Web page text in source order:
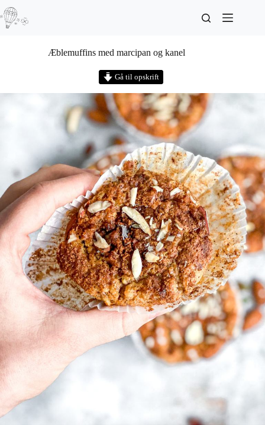
Æblemuffins med marcipan og kanel
Gå til opskrift